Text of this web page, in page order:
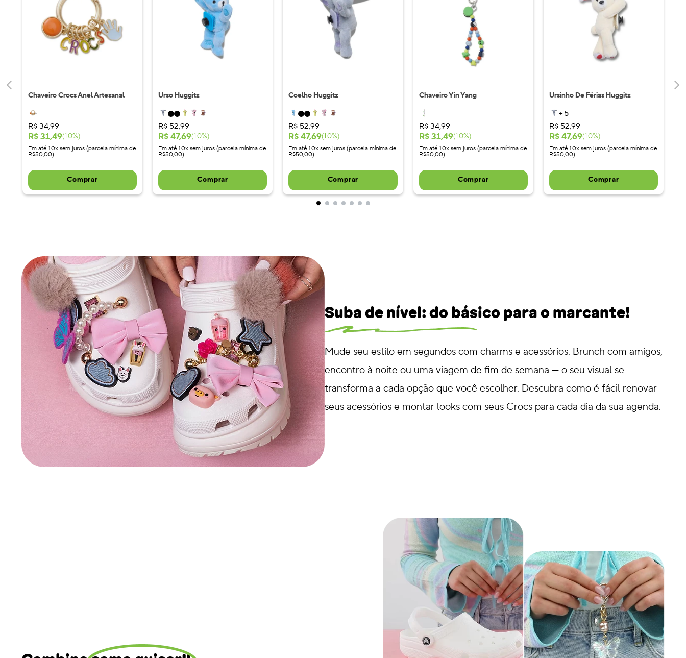
Chaveiro Crocs Anel Artesanal
R$ 34,99
R$31,49(10%)
Em até 10x sem juros (parcela mínima de
R$50,00)
Comprar
Urso Huggitz
R$ 52,99
R$47,69(10%)
Em até 10x sem juros (parcela mínima de
R$50,00)
Comprar
Coelho Huggitz
R$ 52,99
R$47,69(10%)
Em até 10x sem juros (parcela mínima de
R$50,00)
Comprar
Chaveiro Yin Yang
R$ 34,99
R$ 31,49(10%)
Em até 10x sem juros (parcela mínima de
R$50,00)
Comprar
Ursinho De Férias Huggitz
+5
R$ 52,99
R$47,69(10%)
Em até 10x sem juros (parcela mínima de
R$50,00)
Comprar
Suba de nível: do básico para o marcante!
Mude seu estilo em segundos com charms e acessórios. Brunch com amigos,
encontro à noite ou uma viagem de fim de semana — o seu visual se
transforma a cada opção que você escolher. Descubra como é fácil renovar
seus acessórios e montar looks com seus Crocs para cada dia da sua agenda.